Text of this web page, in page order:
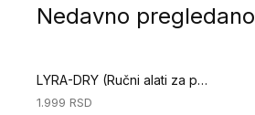
Nedavno pregledano
LYRA-DRY (Ručni alati za podove)
1.999 RSD